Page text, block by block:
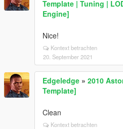
Template | Tuning |
Engine]
Nice!
Kontext betrachten
20. September 2021
Edgeledge » 2010
Template]
Clean
Kontext betrachten